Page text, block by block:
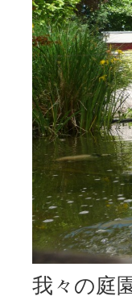
我々の庭